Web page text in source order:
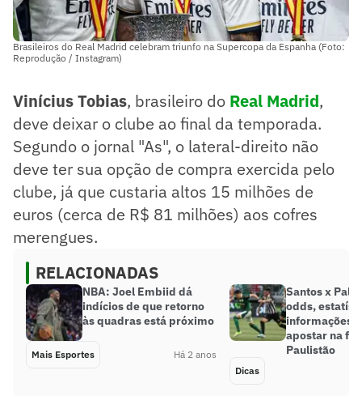
Brasileiros do Real Madrid celebram triunfo na Supercopa da Espanha (Foto:
Reprodução / Instagram)
Vinícius Tobias, brasileiro do Real Madrid,
deve deixar o clube ao final da temporada.
Segundo o jornal "As", o lateral-direito não
deve ter sua opção de compra exercida pelo
clube, já que custaria altos 15 milhões de
euros (cerca de R$ 81 milhões) aos cofres
merengues.
RELACIONADAS
NBA: Joel Embiid dá
indícios de que retorno
às quadras está próximo
Mais Esportes Há 2 anos
Santos x
odds,
informações
apostar na
Paulistão
Dicas